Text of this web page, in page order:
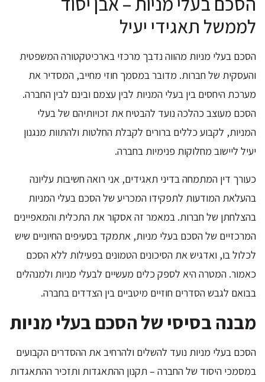
לממשל תאגידי יעיל
הסכם בעלי מניות מהווה נדבך מרכזי בארכיטקטורה המשפטית
והעסקית של חברות. מדובר במסמך חוזי מחייב, המסדיר את
מערכת היחסים בין בעלי המניות לבין עצמם ובינם לבין החברה.
הסכם מעוצב כהלכה נועד להבטיח את זכויותיהם של בעלי
המניות, לקבוע כללים ברורים לקבלת החלטות ולהתוות מנגנון
יעיל ליישוב מחלוקות פנימיות בחברה.
כעורך דין המתמחה בדיני תאגידים, אני רואה חשיבות עליונה
בהעלאת המודעות לתפקידו המכריע של הסכם בעלי המניות
בהצלחתן של חברות. במאמר זה אסקור את התכלית והמאפיינים
המרכזיים של הסכם בעלי מניות, אתמקד בסעיפים החיוניים שיש
לכלול בו, ואדגיש את הסיכונים הטמונים בפעילות ללא הסכם
כאמור. המטרה היא לספק כלים מעשיים לבעלי מניות ולמנהלים
בבואם לגבש הסדרים חוזיים מיטביים בין הצדדים בחברה.
מבנה בסיסי של הסכם בעלי מניות
הסכם בעלי מניות נועד להשלים ולהרחיב את ההסדרים הקבועים
במסמכי היסוד של החברה – תקנון ההתאגדות ותזכיר ההתאגדות